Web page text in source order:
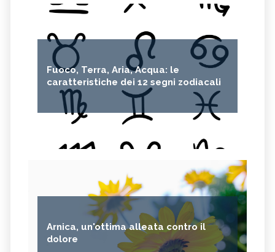
Fuoco, Terra, Aria, Acqua: le
caratteristiche dei 12 segni zodiacali
Arnica, un'ottima alleata contro il
dolore